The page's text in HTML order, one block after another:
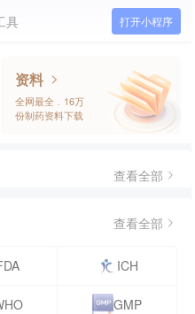
具 打开小程序
资料
全网最全﹒16万
份制药资料下载
查看全部
查看全部
ICH
GMP